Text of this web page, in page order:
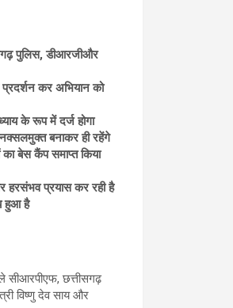
पुलिस, डीआरजीऔर
कर अभियान को
के रूप में दर्ज होगा
बनाकर ही रहेंगे
बेस कैंप समाप्त किया
हरसंभव प्रयास कर रही है
हुआ है
सीआरपीएफ, छत्तीसगढ़
विष्णु देव साय और